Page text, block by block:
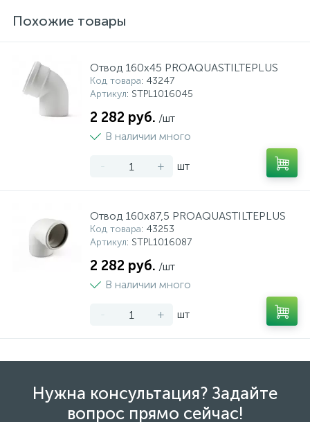
Похожие товары
Отвод 160x45 PROAQUASTILTEPLUS
Код товара: 43247
Артикул: STPL1016045
2 282 руб. /шт
В наличии много
- + шт
Отвод 160x87,5 PROAQUASTILTEPLUS
Код товара: 43253
Артикул: STPL1016087
2 282 руб. /шт
В наличии много
- + шт
Нужна консультация? Задайте
вопрос прямо сейчас!